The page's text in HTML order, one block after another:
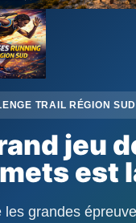
TRAIL RÉGION
jeu
est
les grandes